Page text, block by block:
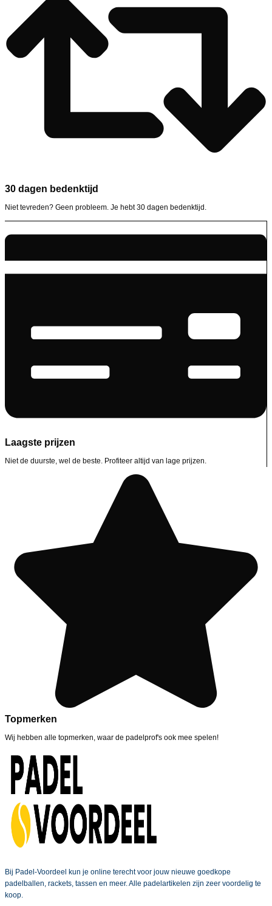
30 dagen bedenktijd
Niet tevreden? Geen probleem. Je hebt 30 dagen bedenktijd.
Laagste prijzen
Niet de duurste, wel de beste. Profiteer altijd van lage prijzen.
Topmerken
Wij hebben alle topmerken, waar de padelprof's ook mee spelen!
Bij Padel-Voordeel kun je online terecht voor jouw nieuwe goedkope
padelballen, rackets, tassen en meer. Alle padelartikelen zijn zeer voordelig te
koop.